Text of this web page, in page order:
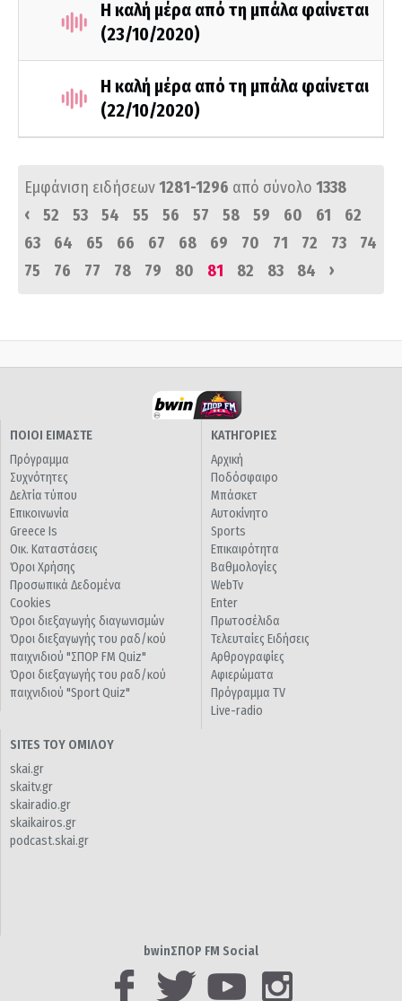
Η καλή μέρα από τη μπάλα φαίνεται
(23/10/2020)
Η καλή μέρα από τη μπάλα φαίνεται
(22/10/2020)
Εμφάνιση ειδήσεων1281-1296 από σύνολο 1338
‹
52 53 54 55 56 57 58 59 60 61
62
63
64 65 66 67 68 69 70 71 72 73
74
75
76 77 78 79 80 81 82 83 84 ›
ΠΟΙΟΙ ΕΙΜΑΣΤΕ
Πρόγραμμα
Συχνότητες
Δελτία τύπου
Επικοινωνία
Greece Is
Οικ. Καταστάσεις
Όροι Χρήσης
Προσωπικά Δεδομένα
Cookies
Όροι διεξαγωγής διαγωνισμών
Όροι διεξαγωγής του ραδ/κού
παιχνιδιού "ΣΠΟΡ FM Quiz"
Όροι διεξαγωγής του ραδ/κού
παιχνιδιού "Sport Quiz"
ΚΑΤΗΓΟΡΙΕΣ
Αρχική
Ποδόσφαιρο
Μπάσκετ
Αυτοκίνητο
Sports
Επικαιρότητα
Βαθμολογίες
WebTv
Enter
Πρωτοσέλιδα
Τελευταίες Ειδήσεις
Αρθρογραφίες
Αφιερώματα
Πρόγραμμα TV
Live-radio
SITES ΤΟΥ ΟΜΙΛΟΥ
skai.gr
skaitv.gr
skairadio.gr
skaikairos.gr
podcast.skai.gr
bwinΣΠΟΡ FM Social